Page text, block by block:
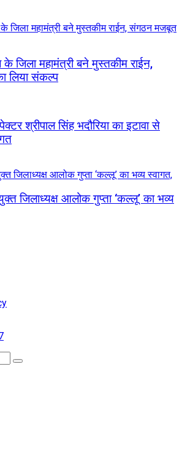
जिला महामंत्री बने मुस्तकीम राईन,
लिया संकल्प
श्रीपाल सिंह भदौरिया का इटावा से
जिलाध्यक्ष आलोक गुप्ता ‘कल्लू’ का भव्य